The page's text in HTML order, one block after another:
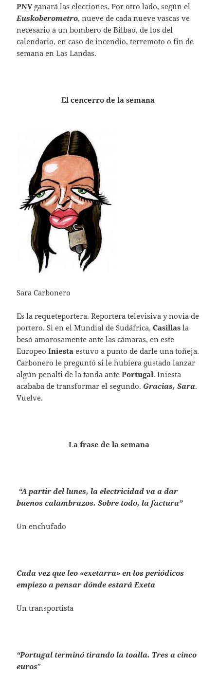
PNV ganará las elecciones. Por otro lado, según el
Euskoberometro, nueve de cada nueve vascas ve
necesario a un bombero de Bilbao, de los del
calendario, en caso de incendio, terremoto o fin de
semana en Las Landas.
El cencerro de la semana
Sara Carbonero
Es la requeteportera. Reportera televisiva y novia de
portero. Si en el Mundial de Sudáfrica,Casillas la
besó amorosamente ante las cámaras, en este
EuropeoIniesta estuvo a punto de darle una toñeja.
Carbonero le preguntó si le hubiera gustado lanzar
algún penalti de la tanda antePortugal. Iniesta
acababa de transformar el segundo. Gracias, Sara.
Vuelve.
La frase de la semana
“A partir del lunes, la electricidad va a dar
buenos calambrazos. Sobre todo, la factura”
Un enchufado
Cada vez que leo «exetarra» en los periódicos
empiezo a pensar dónde estará Exeta
Un transportista
“Portugal terminó tirando la toalla. Tres a cinco
euros”